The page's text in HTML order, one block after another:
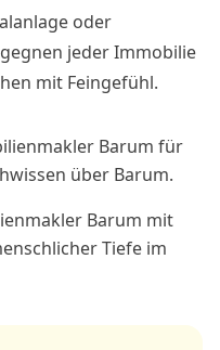
oder
jeder Immobilie
mit Feingefühl.
Barum für
über Barum.
Barum mit
Tiefe im